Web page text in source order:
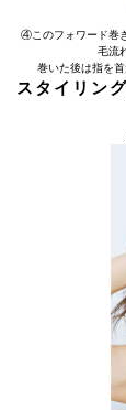
④このフォワード巻
毛流
巻いた後は指を
スタイリン